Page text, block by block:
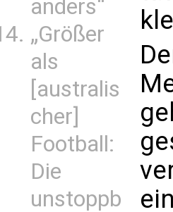
anders“
„Größer
als
[australis
cher]
Football:
Die
unstoppb